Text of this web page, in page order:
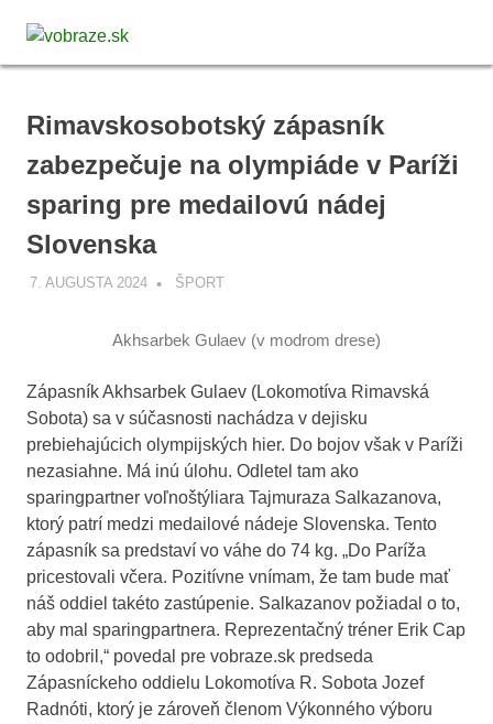
content
Malohontu
Novohradu
Rimavskosobotský zápasník
zabezpečuje na olympiáde v Paríži
sparing pre medailovú nádej
Slovenska
7. AUGUSTA 2024 VOBRAZE.SK
ŠPORT
Akhsarbek Gulaev (v modrom drese)
Zápasník Akhsarbek Gulaev (Lokomotíva Rimavská
Sobota) sa v súčasnosti nachádza v dejisku
prebiehajúcich olympijských hier. Do bojov však v Paríži
nezasiahne. Má inú úlohu. Odletel tam ako
sparingpartner voľnoštýliara Tajmuraza Salkazanova,
ktorý patrí medzi medailové nádeje Slovenska. Tento
zápasník sa predstaví vo váhe do 74 kg. „Do Paríža
pricestovali včera. Pozitívne vnímam, že tam bude mať
náš oddiel takéto zastúpenie. Salkazanov požiadal o to,
aby mal sparingpartnera. Reprezentačný tréner Erik Cap
to odobril,“ povedal pre vobraze.sk predseda
Zápasníckeho oddielu Lokomotíva R. Sobota Jozef
Radnóti, ktorý je zároveň členom Výkonného výboru